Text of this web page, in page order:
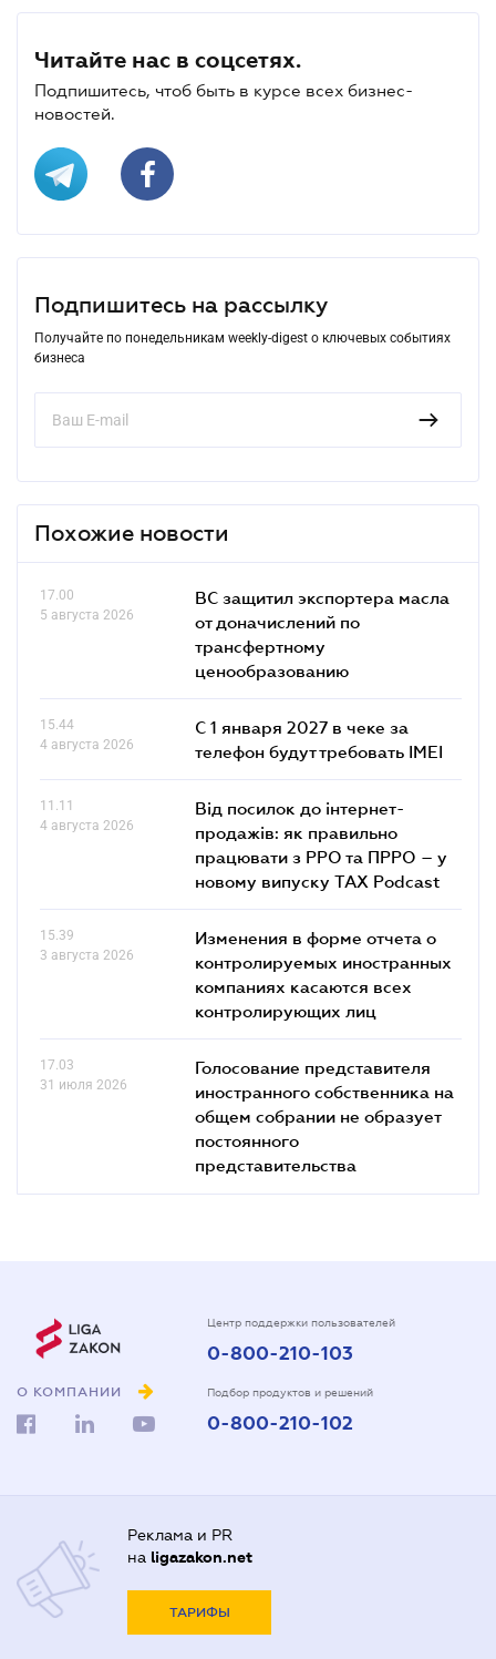
Читайте нас в соцсетях.
Подпишитесь, чтоб быть в курсе всех бизнес-
новостей.
Подпишитесь на рассылку
Получайте по понедельникам weekly-digest о ключевых событиях
бизнеса
Похожие новости
17.00
5 августа 2026
ВС защитил экспортера масла
от доначислений по
трансфертному
ценообразованию
15.44
4 августа 2026
С 1 января 2027 в чеке за
телефон будут требовать IMEI
11.11
4 августа 2026
Від посилок до інтернет-
продажів: як правильно
працювати з РРО та ПРРО – у
новому випуску TAX Podcast
15.39
3 августа 2026
Изменения в форме отчета о
контролируемых иностранных
компаниях касаются всех
контролирующих лиц
17.03
31 июля 2026
Голосование представителя
иностранного собственника на
общем собрании не образует
постоянного
представительства
О КОМПАНИИ
Центр поддержки пользователей
0-800-210-103
Подбор продуктов и решений
0-800-210-102
Реклама и PR
на ligazakon.net
ТАРИФЫ